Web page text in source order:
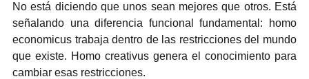
No está diciendo que unos sean mejores que otros. Está
señalando una diferencia funcional fundamental: homo
economicus trabaja dentro de las restricciones del mundo
que existe. Homo creativus genera el conocimiento para
cambiar esas restricciones.